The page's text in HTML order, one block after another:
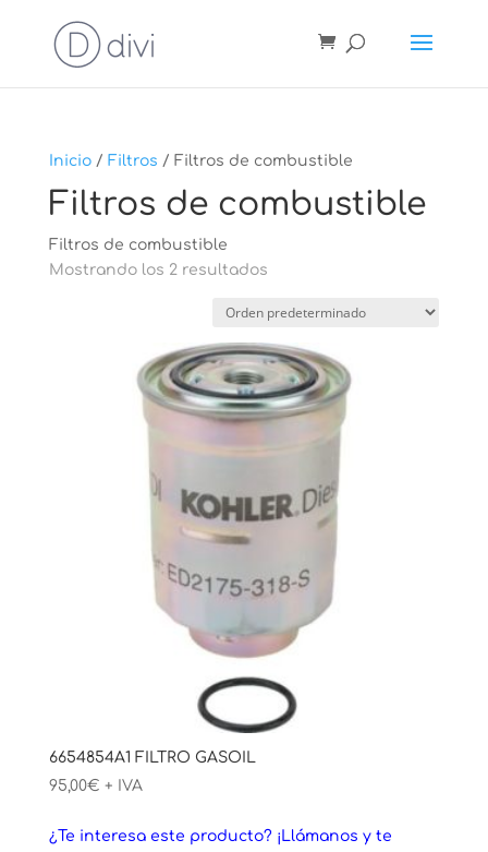
Inicio/ Filtros / Filtros de combustible
Filtros de combustible
Filtros de combustible
Mostrando los 2 resultados
6654854A1 FILTRO GASOIL
95,00€ + IVA
¿Te interesa este producto? ¡Llámanos y te